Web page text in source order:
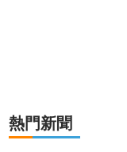
熱門新聞